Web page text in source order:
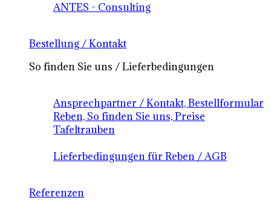
ANTES - Consulting
Bestellung / Kontakt
So finden Sie uns / Lieferbedingungen
Ansprechpartner / Kontakt, Bestellformular
Reben, So finden Sie uns, Preise
Tafeltrauben
Lieferbedingungen für Reben / AGB
Referenzen